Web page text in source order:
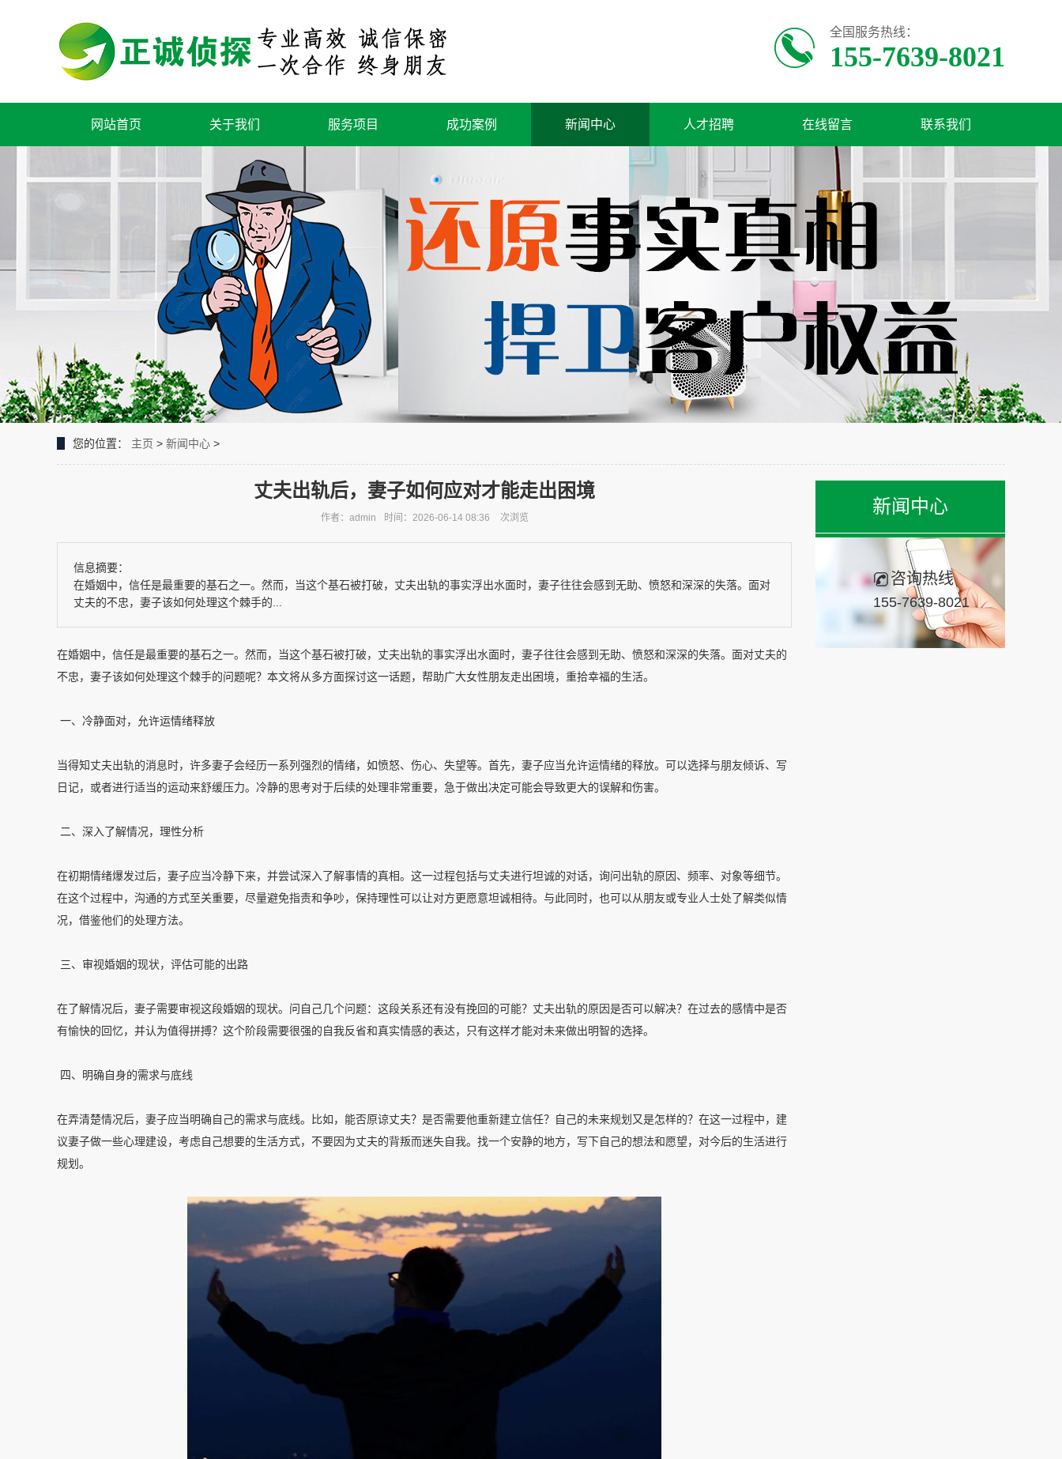
全国服务热线：
155-7639-8021
网站首页 关于我们 服务项目 成功案例 新闻中心 人才招聘 在线留言 联系我们
您的位置： 主页 > 新闻中心 >
新闻中心
咨询热线
155-7639-8021
丈夫出轨后，妻子如何应对才能走出困境
作者：admin 时间：2026-06-14 08:36 次浏览
信息摘要：
在婚姻中，信任是最重要的基石之一。然而，当这个基石被打破，丈夫出轨的事实浮出水面时，妻子往往会感到无助、愤怒和深深的失落。面对
丈夫的不忠，妻子该如何处理这个棘手的...
在婚姻中，信任是最重要的基石之一。然而，当这个基石被打破，丈夫出轨的事实浮出水面时，妻子往往会感到无助、愤怒和深深的失落。面对丈夫的
不忠，妻子该如何处理这个棘手的问题呢？本文将从多方面探讨这一话题，帮助广大女性朋友走出困境，重拾幸福的生活。
一、冷静面对，允许运情绪释放
当得知丈夫出轨的消息时，许多妻子会经历一系列强烈的情绪，如愤怒、伤心、失望等。首先，妻子应当允许运情绪的释放。可以选择与朋友倾诉、写
日记，或者进行适当的运动来舒缓压力。冷静的思考对于后续的处理非常重要，急于做出决定可能会导致更大的误解和伤害。
二、深入了解情况，理性分析
在初期情绪爆发过后，妻子应当冷静下来，并尝试深入了解事情的真相。这一过程包括与丈夫进行坦诚的对话，询问出轨的原因、频率、对象等细节。
在这个过程中，沟通的方式至关重要，尽量避免指责和争吵，保持理性可以让对方更愿意坦诚相待。与此同时，也可以从朋友或专业人士处了解类似情
况，借鉴他们的处理方法。
三、审视婚姻的现状，评估可能的出路
在了解情况后，妻子需要审视这段婚姻的现状。问自己几个问题：这段关系还有没有挽回的可能？丈夫出轨的原因是否可以解决？在过去的感情中是否
有愉快的回忆，并认为值得拼搏？这个阶段需要很强的自我反省和真实情感的表达，只有这样才能对未来做出明智的选择。
四、明确自身的需求与底线
在弄清楚情况后，妻子应当明确自己的需求与底线。比如，能否原谅丈夫？是否需要他重新建立信任？自己的未来规划又是怎样的？在这一过程中，建
议妻子做一些心理建设，考虑自己想要的生活方式，不要因为丈夫的背叛而迷失自我。找一个安静的地方，写下自己的想法和愿望，对今后的生活进行
规划。